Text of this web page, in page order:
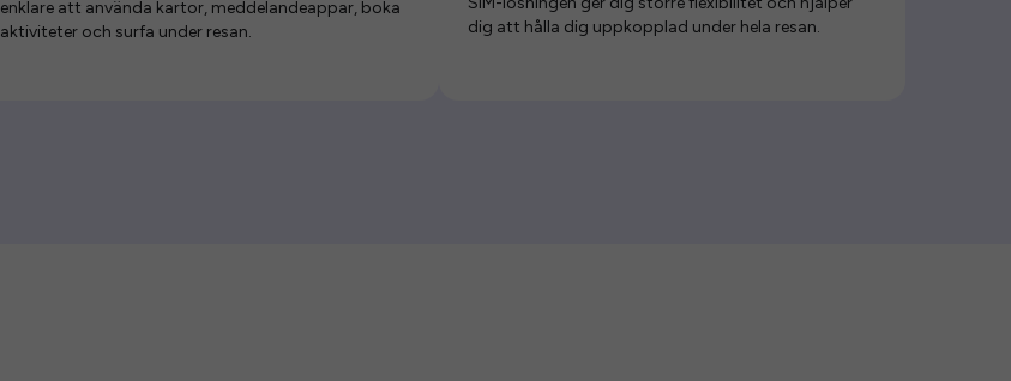
enklare att använda kartor, meddelandeappar, boka
aktiviteter och surfa under resan.
dig att hålla dig uppkopplad under hela resan.